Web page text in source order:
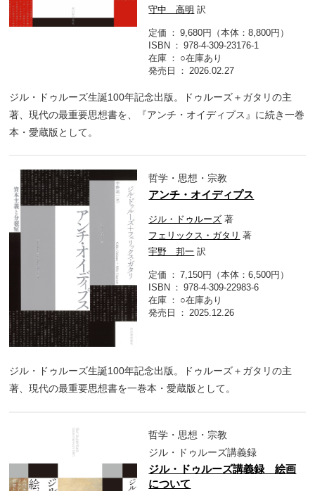
守中 高明 訳
定価
9,680円（本体：8,800円）
ISBN
978-4-309-23176-1
在庫
○在庫あり
発売日
2026.02.27
ジル・ドゥルーズ生誕100年記念出版。ドゥルーズ＋ガタリの主
著、現代の最重要思想書を、『アンチ・オイディプス』に続き一巻
本・愛蔵版として。
哲学・思想・宗教
アンチ・オイディプス
ジル・ドゥルーズ 著
フェリックス・ガタリ 著
宇野 邦一 訳
定価
7,150円（本体：6,500円）
ISBN
978-4-309-22983-6
在庫
○在庫あり
発売日
2025.12.26
ジル・ドゥルーズ生誕100年記念出版。ドゥルーズ＋ガタリの主
著、現代の最重要思想書を一巻本・愛蔵版として。
哲学・思想・宗教
ジル・ドゥルーズ講義録
ジル・ドゥルーズ講義録 絵画
について